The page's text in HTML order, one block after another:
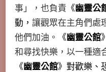
事」，也負責 《幽靈公
動， 讓觀眾在主角們處
他們加油。
《幽靈公館》
和尋找快樂，以一種適
《幽靈公館》對歡樂、